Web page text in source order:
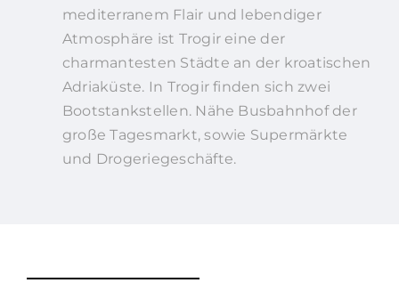
mediterranem Flair und lebendiger
Atmosphäre ist Trogir eine der
charmantesten Städte an der kroatischen
Adriaküste. In Trogir finden sich zwei
Bootstankstellen. Nähe Busbahnhof der
große Tagesmarkt, sowie Supermärkte
und Drogeriegeschäfte.